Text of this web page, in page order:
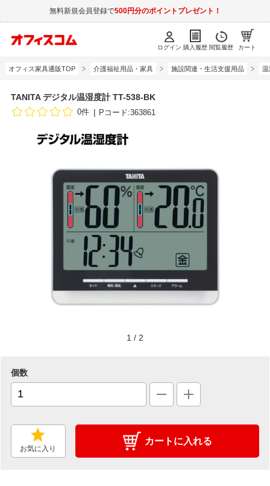
無料新規会員登録で500円分のポイントプレゼント！
ログイン 購入履歴 閲覧履歴 カート
オフィス家具通販TOP 介護福祉用品・家具 施設関連・生活支援用品 温
TANITA デジタル温湿度計 TT-538-BK
0件 Pコード:363861
1 / 2
個数
お気に入り
カートに入れる